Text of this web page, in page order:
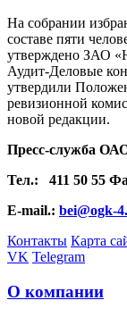
На собрании
составе пяти
утверждено ЗАО
Аудит-Деловые
утвердили
ревизионной
новой редакции.
Пресс-служба
Тел.:
411 50 55
E-mail.: bei@ogk-
Контакты Карта
VK Telegram
О компании